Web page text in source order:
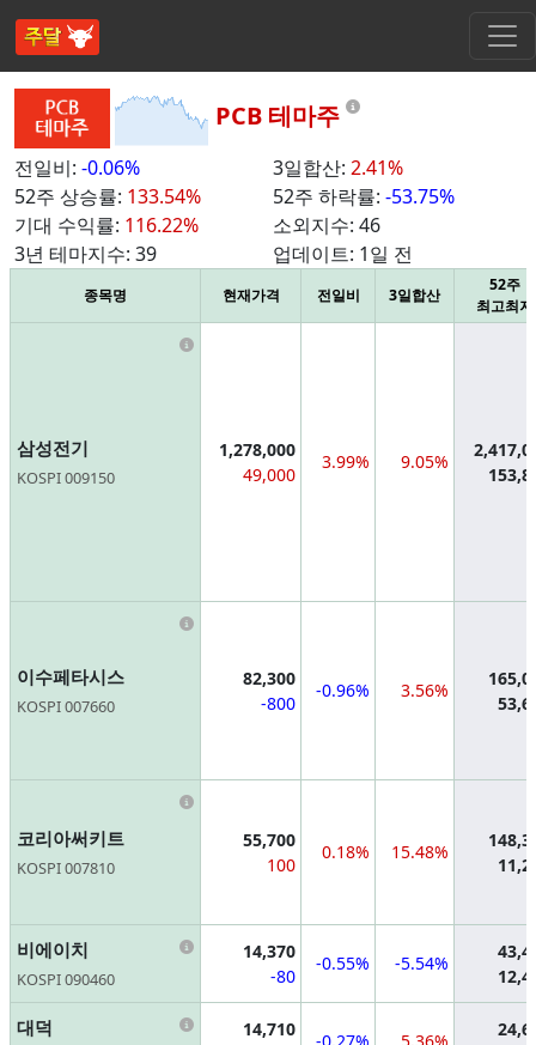
PCB 테마주 Information
전일비: -0.06% 3일합산: 2.41%
52주 상승률: 133.54% 52주 하락률: -53.75%
기대 수익률: 116.22% 소외지수: 46
3년 테마지수: 39 업데이트: 1일 전
종목명 현재가격 전일비 3일합산
52주
최고최저
삼성전기
KOSPI 009150
Information
1,278,000
49,000
3.99% 9.05%
이수페타시스
KOSPI 007660
Information
82,300
-800
-0.96% 3.56%
코리아써키트
KOSPI 007810
Information
55,700
100
0.18% 15.48%
비에이치
KOSPI 090460
Information
14,370
-80
-0.55% -5.54%
대덕 Information
14,710